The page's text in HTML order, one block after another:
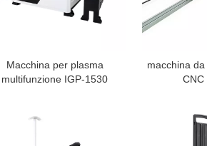
Macchina per plasma
multifunzione IGP-1530
macchina
CNC